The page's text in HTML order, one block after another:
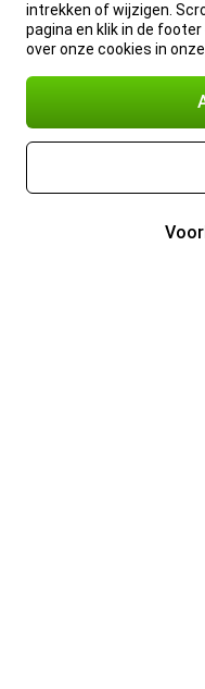
intrekken of wijzigen.
pagina en klik in de
over onze cookies in onze